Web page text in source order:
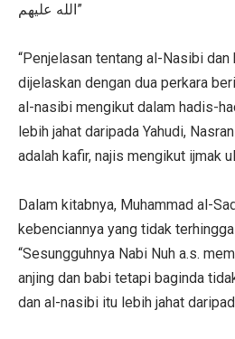
الله عليهم”
“Penjelasan tentang al-Nasibi dan
dijelaskan dengan dua perkara
al-nasibi mengikut dalam hadis-
lebih jahat daripada Yahudi,
adalah kafir, najis mengikut ijmak
Dalam kitabnya, Muhammad al-
kebenciannya yang tidak
“Sesungguhnya Nabi Nuh a.s.
anjing dan babi tetapi baginda
dan al-nasibi itu lebih jahat